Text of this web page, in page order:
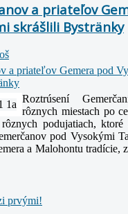
a priateľov
skrášlili Bystränky
Roztrúsení
rôznych miestach po
podujatiach,
pod Vysokými
a Malohontu tradície,
prvými!